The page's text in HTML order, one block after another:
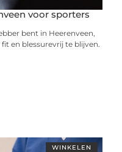
voor sporters
bent in Heerenveen,
en blessurevrij te blijven.
WINKELEN